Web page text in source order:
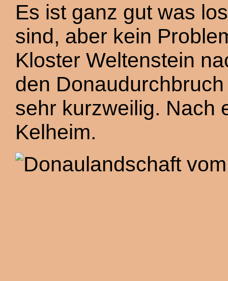
Es ist ganz gut was
sind, aber kein
Kloster Weltenstein
den
sehr kurzweilig. Nach
Kelheim.